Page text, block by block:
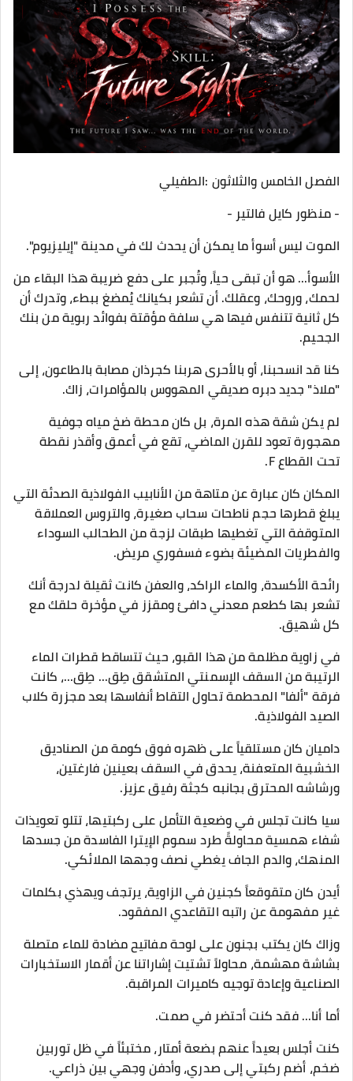
الفصل الخامس والثلاثون :الطفيلي
- ​منظور كايل فالتير -
​الموت ليس أسوأ ما يمكن أن يحدث لك في مدينة "إيليزيوم".
​الأسوأ... هو أن تبقى حياً، وتُجبر على دفع ضريبة هذا البقاء من
لحمك، وروحك، وعقلك. أن تشعر بكيانك يُمضغ ببطء، وتدرك أن
كل ثانية تتنفس فيها هي سلفة مؤقتة بفوائد ربوية من بنك
الجحيم.
​كنا قد انسحبنا، أو بالأحرى هربنا كجرذان مصابة بالطاعون، إلى
"ملاذ" جديد دبره صديقي المهووس بالمؤامرات، زاك.
لم يكن شقة هذه المرة، بل كان محطة ضخ مياه جوفية
مهجورة تعود للقرن الماضي، تقع في أعمق وأقذر نقطة
تحت القطاع F.
​المكان كان عبارة عن متاهة من الأنابيب الفولاذية الصدئة التي
يبلغ قطرها حجم ناطحات سحاب صغيرة، والتروس العملاقة
المتوقفة التي تغطيها طبقات لزجة من الطحالب السوداء
والفطريات المضيئة بضوء فسفوري مريض.
رائحة الأكسدة، والماء الراكد، والعفن كانت ثقيلة لدرجة أنك
تشعر بها كطعم معدني دافئ ومقزز في مؤخرة حلقك مع
كل شهيق.
​في زاوية مظلمة من هذا القبو، حيث تتساقط قطرات الماء
الرتيبة من السقف الإسمنتي المتشقق طِق... طِق...، كانت
فرقة "ألفا" المحطمة تحاول التقاط أنفاسها بعد مجزرة كلاب
الصيد الفولاذية.
​داميان كان مستلقياً على ظهره فوق كومة من الصناديق
الخشبية المتعفنة، يحدق في السقف بعينين فارغتين،
ورشاشه المحترق بجانبه كجثة رفيق عزيز.
سيا كانت تجلس في وضعية التأمل على ركبتيها، تتلو تعويذات
شفاء همسية محاولةً طرد سموم الإيترا الفاسدة من جسدها
المنهك، والدم الجاف يغطي نصف وجهها الملائكي.
أيدن كان متقوقعاً كجنين في الزاوية، يرتجف ويهذي بكلمات
غير مفهومة عن راتبه التقاعدي المفقود.
وزاك كان يكتب بجنون على لوحة مفاتيح مضادة للماء متصلة
بشاشة مهشمة، محاولاً تشتيت إشاراتنا عن أقمار الاستخبارات
الصناعية وإعادة توجيه كاميرات المراقبة.
​أما أنا... فقد كنت أحتضر في صمت.
​كنت أجلس بعيداً عنهم بضعة أمتار، مختبئاً في ظل توربين
ضخم، أضم ركبتي إلى صدري، وأدفن وجهي بين ذراعي.